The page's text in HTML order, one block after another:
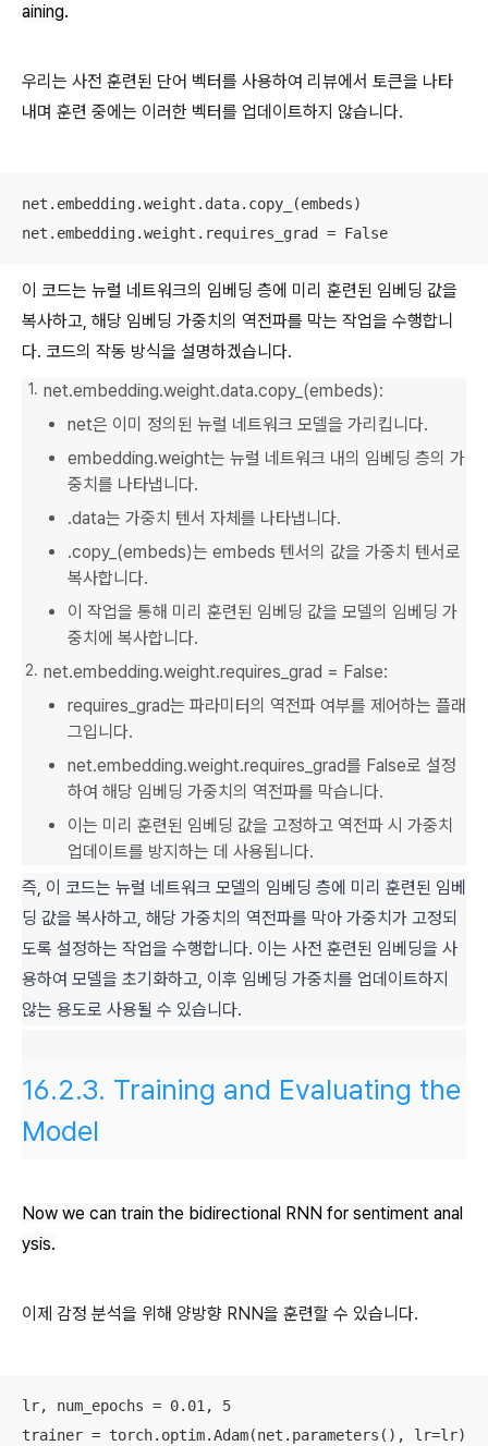
aining.
우리는 사전 훈련된 단어 벡터를 사용하여 리뷰에서 토큰을 나타
내며 훈련 중에는 이러한 벡터를 업데이트하지 않습니다.
net.embedding.weight.data.copy_(embeds)
net.embedding.weight.requires_grad = False
이 코드는 뉴럴 네트워크의 임베딩 층에 미리 훈련된 임베딩 값을
복사하고, 해당 임베딩 가중치의 역전파를 막는 작업을 수행합니
다. 코드의 작동 방식을 설명하겠습니다.
net.embedding.weight.data.copy_(embeds):
net은 이미 정의된 뉴럴 네트워크 모델을 가리킵니다.
embedding.weight는 뉴럴 네트워크 내의 임베딩 층의 가
중치를 나타냅니다.
.data는 가중치 텐서 자체를 나타냅니다.
.copy_(embeds)는 embeds 텐서의 값을 가중치 텐서로
복사합니다.
이 작업을 통해 미리 훈련된 임베딩 값을 모델의 임베딩 가
중치에 복사합니다.
net.embedding.weight.requires_grad = False:
requires_grad는 파라미터의 역전파 여부를 제어하는 플래
그입니다.
net.embedding.weight.requires_grad를 False로 설정
하여 해당 임베딩 가중치의 역전파를 막습니다.
이는 미리 훈련된 임베딩 값을 고정하고 역전파 시 가중치
업데이트를 방지하는 데 사용됩니다.
즉, 이 코드는 뉴럴 네트워크 모델의 임베딩 층에 미리 훈련된 임베
딩 값을 복사하고, 해당 가중치의 역전파를 막아 가중치가 고정되
도록 설정하는 작업을 수행합니다. 이는 사전 훈련된 임베딩을 사
용하여 모델을 초기화하고, 이후 임베딩 가중치를 업데이트하지
않는 용도로 사용될 수 있습니다.
16.2.3. Training and Evaluating the
Model
Now we can train the bidirectional RNN for sentiment anal
ysis.
이제 감정 분석을 위해 양방향 RNN을 훈련할 수 있습니다.
lr, num_epochs = 0.01, 5
trainer = torch.optim.Adam(net.parameters(), lr=lr)